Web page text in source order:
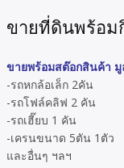
ขายที่ดินพร้อม
ขายพร้อมสต๊อกสินค้า
-รถหกล้อเล็ก 2คัน
-รถโฟล์คลิฟ 2 คัน
-รถเฮี๊ยบ 1 คัน
-เครนขนาด 5ตัน 1ตัว
และอื่นๆ ฯลฯ